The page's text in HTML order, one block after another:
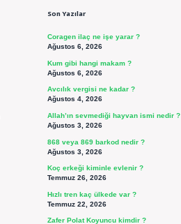
Son Yazılar
Coragen ilaç ne işe yarar ?
Ağustos 6, 2026
Kum gibi hangi makam ?
Ağustos 6, 2026
Avcılık vergisi ne kadar ?
Ağustos 4, 2026
Allah’ın sevmediği hayvan ismi nedir ?
Ağustos 3, 2026
868 veya 869 barkod nedir ?
Ağustos 3, 2026
Koç erkeği kiminle evlenir ?
Temmuz 26, 2026
Hızlı tren kaç ülkede var ?
Temmuz 22, 2026
Zafer Polat Koyuncu kimdir ?